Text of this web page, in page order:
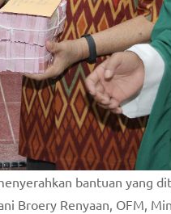
bantuan yang
Broery Renyaan, OFM,